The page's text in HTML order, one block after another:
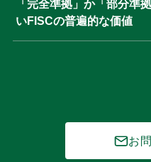
「完全準拠」か「部分準
いFISCの普遍的な価値
お